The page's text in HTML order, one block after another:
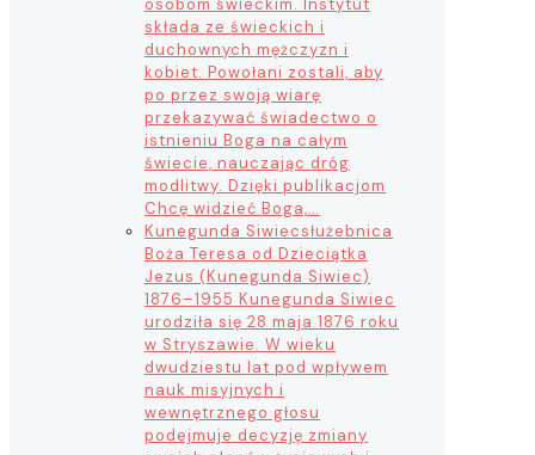
składa ze świeckich i
duchownych mężczyzn i
kobiet. Powołani zostali, aby
po przez swoją wiarę
przekazywać świadectwo o
istnieniu Boga na całym
świecie, nauczając dróg
modlitwy. Dzięki publikacjom
Chcę widzieć Boga,…
Kunegunda Siwiecsłużebnica
Boża Teresa od Dzieciątka
Jezus (Kunegunda Siwiec)
1876–1955 Kunegunda Siwiec
urodziła się 28 maja 1876 roku
w Stryszawie. W wieku
dwudziestu lat pod wpływem
nauk misyjnych i
wewnętrznego głosu
podejmuje decyzję zmiany